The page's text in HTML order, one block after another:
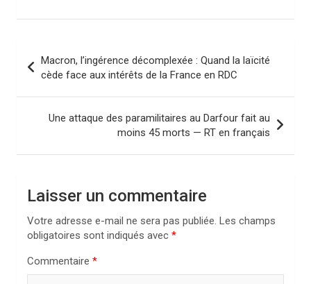
v
a
Macron, l’ingérence décomplexée : Quand la laïcité
cède face aux intérêts de la France en RDC
Une attaque des paramilitaires au Darfour fait au
moins 45 morts — RT en français
Laisser un commentaire
Votre adresse e-mail ne sera pas publiée. Les champs
obligatoires sont indiqués avec *
Commentaire *